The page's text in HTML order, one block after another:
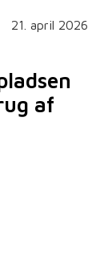
21. april 2026
af